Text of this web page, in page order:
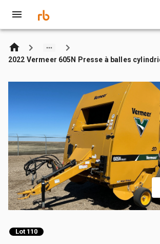
2022 Vermeer 605N Presse à balles
Lot 110